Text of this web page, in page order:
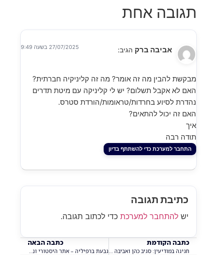
אחת
אביבה ברק הגיב:
להבין מה זה אומר? מה זה קליניקיה חברתית?
אקבל תשלום? יש לי קליניקה עם מיטת תדרים
לסיוע בחרדות/טראומות/הורדת סטרס.
יכול להתאים?
למערכת כדי להשתתף בדיון
תגובה
למערכתכדי לכתוב תגובה.
הקודמת
חגיגה במודיעין: סגיב כהן ואביבה אבידן במופע מחווה לזמר המזרחי הקלאסי! גבעת ברפיליה – אתר היסטורי ונוף מרהיב